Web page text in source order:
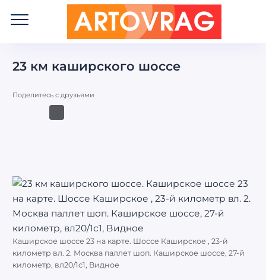
23 км каширского шоссе
Поделитесь с друзьями
Каширское шоссе 23 на карте. Шоссе Каширское , 23-й
километр вл. 2. Москва паллет шоп. Каширское шоссе, 27-й
километр, вл20/1с1, Видное